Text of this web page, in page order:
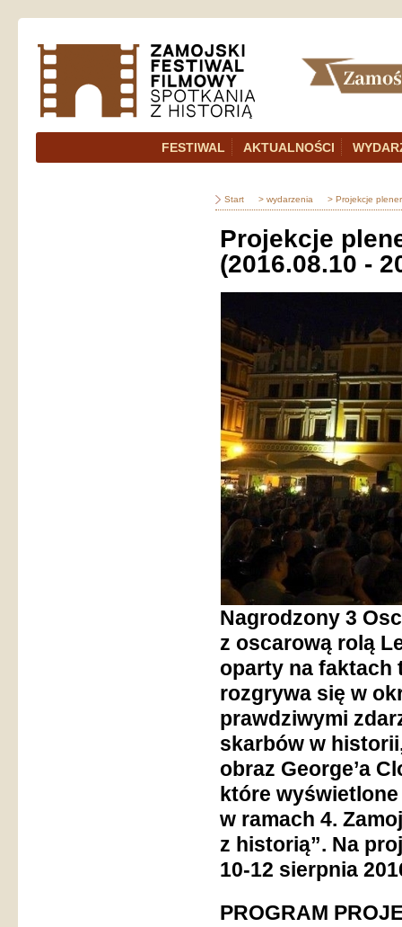
FESTIWAL AKTUALNOŚCI
Start > wydarzenia > Projekcje
Projekcje
(2016.08.10 -
Nagrodzony 3
z oscarową rolą
oparty na faktach
rozgrywa się w
prawdziwymi
skarbów w
obraz George’a
które
w ramach 4.
z historią”. Na
10-12 sierpnia
PROGRAM